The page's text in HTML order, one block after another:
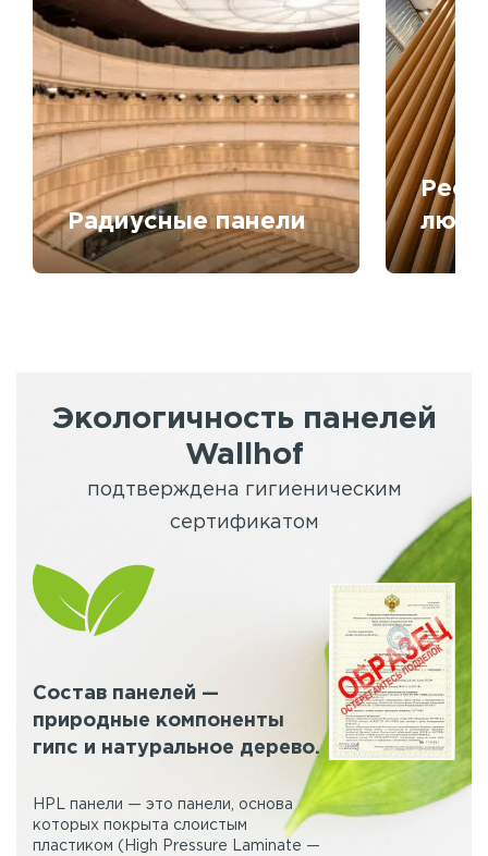
Радиусные панели
Экологичность панелей
Wallhof
подтверждена гигиеническим
сертификатом
Состав панелей —
природные компоненты
гипс и натуральное дерево.
HPL панели — это панели, основа
которых покрыта слоистым
пластиком (High Pressure Laminate —